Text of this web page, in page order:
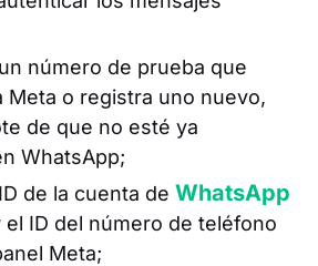
número de prueba que
Meta o registra uno nuevo,
de que no esté ya
WhatsApp;
de la cuenta de WhatsApp
el ID del número de teléfono
Meta;